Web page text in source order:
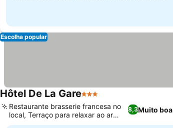
Escolha popular
Hôtel De La Gare3 Estrelas
8,3Muito boa
Restaurante brasserie francesa no
local, Terraço para relaxar ao ar
livre